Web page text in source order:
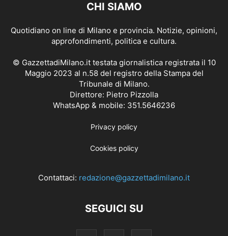
CHI SIAMO
Quotidiano on line di Milano e provincia. Notizie, opinioni,
approfondimenti, politica e cultura.
© GazzettadiMilano.it testata giornalistica registrata il 10
Maggio 2023 al n.58 del registro della Stampa del
Tribunale di Milano.
Direttore: Pietro Pizzolla
WhatsApp & mobile: 351.5646236
Privacy policy
Cookies policy
Contattaci: redazione@gazzettadimilano.it
SEGUICI SU